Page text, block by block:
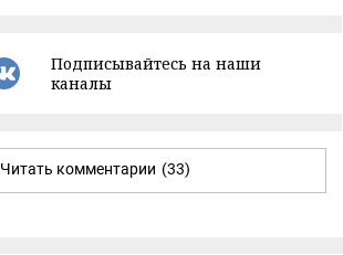
Подписывайтесь на наши
каналы
Читать комментарии (33)